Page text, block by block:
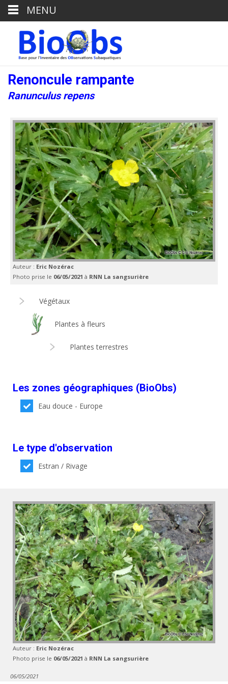
Renoncule rampante
Ranunculus repens
Auteur : Eric Nozérac
Photo prise le 06/05/2021 à RNN La sangsurière
Végétaux
Plantes à fleurs
Plantes terrestres
Les zones géographiques (BioObs)
Eau douce - Europe
Le type d'observation
Estran / Rivage
Auteur : Eric Nozérac
Photo prise le 06/05/2021 à RNN La sangsurière
06/05/2021
MENU